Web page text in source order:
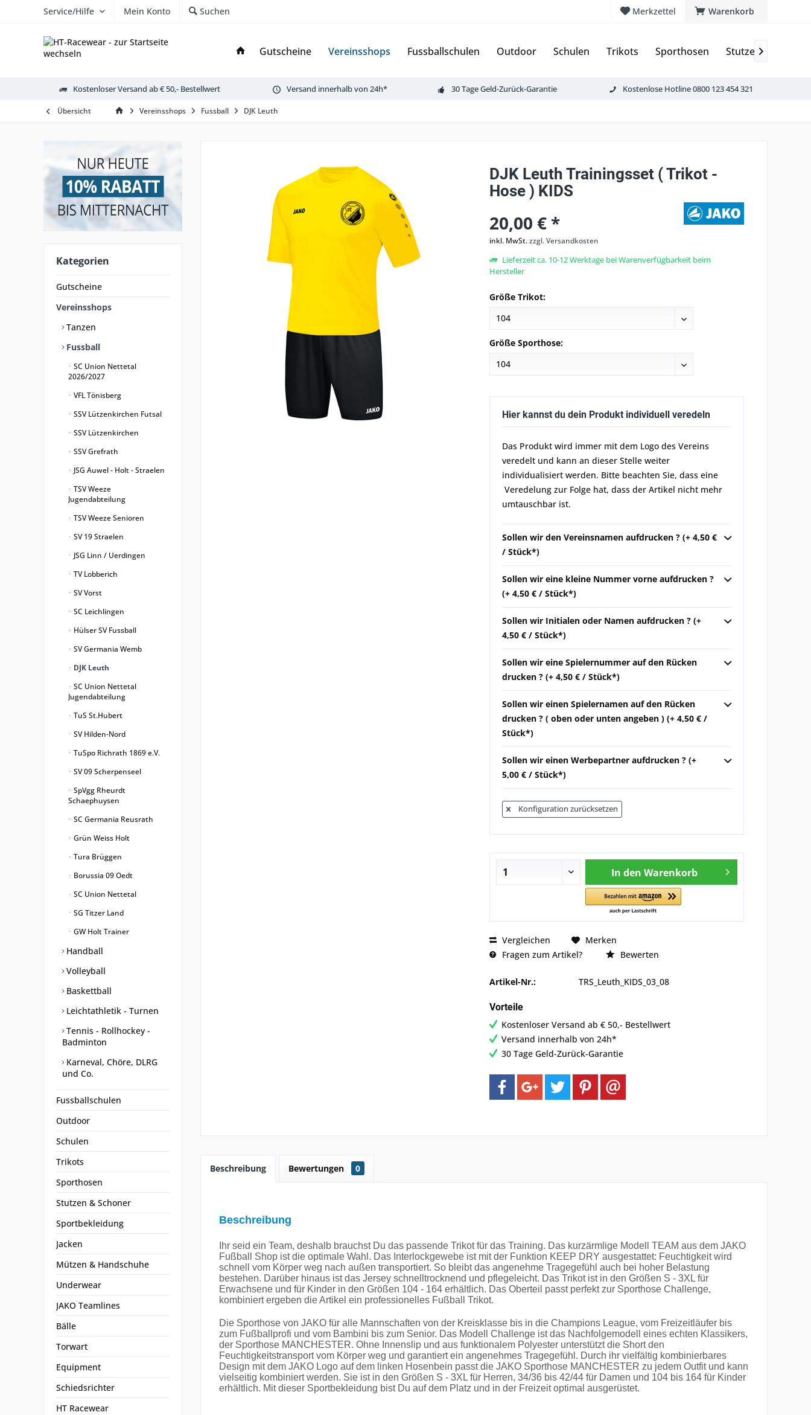
Warenkorb
Merkzettel
Service/Hilfe Mein Konto Suchen
Gutscheine Vereinsshops Fussballschulen Outdoor Schulen Trikots Sporthosen Stutzen & Schoner

Kostenloser Versand ab € 50,- Bestellwert Versand innerhalb von 24h* 30 Tage Geld-Zurück-Garantie Kostenlose Hotline 0800 123 454 321
Übersicht Vereinsshops Fussball DJK Leuth
Kategorien
Gutscheine
Vereinsshops
Tanzen
Fussball
SC Union Nettetal
2026/2027
VFL Tönisberg
SSV Lützenkirchen Futsal
SSV Lützenkirchen
SSV Grefrath
JSG Auwel - Holt - Straelen
TSV Weeze
Jugendabteilung
TSV Weeze Senioren
SV 19 Straelen
JSG Linn / Uerdingen
TV Lobberich
SV Vorst
SC Leichlingen
Hülser SV Fussball
SV Germania Wemb
DJK Leuth
SC Union Nettetal
Jugendabteilung
TuS St.Hubert
SV Hilden-Nord
TuSpo Richrath 1869 e.V.
SV 09 Scherpenseel
SpVgg Rheurdt
Schaephuysen
SC Germania Reusrath
Grün Weiss Holt
Tura Brüggen
Borussia 09 Oedt
SC Union Nettetal
SG Titzer Land
GW Holt Trainer
Handball
Volleyball
Baskettball
Leichtathletik - Turnen
Tennis - Rollhockey -
Badminton
Karneval, Chöre, DLRG
und Co.
Fussballschulen
Outdoor
Schulen
Trikots
Sporthosen
Stutzen & Schoner
Sportbekleidung
Jacken
Mützen & Handschuhe
Underwear
JAKO Teamlines
Bälle
Torwart
Equipment
Schiedsrichter
HT Racewear
DJK Leuth Trainingsset ( Trikot -
Hose ) KIDS
20,00 € *
inkl. MwSt.zzgl. Versandkosten
Lieferzeit ca. 10-12 Werktage bei Warenverfügbarkeit beim
Hersteller
Größe Trikot:
Größe Sporthose:
Hier kannst du dein Produkt individuell veredeln
Das Produkt wird immer mit dem Logo des Vereins
veredelt und kann an dieser Stelle weiter
individualisiert werden. Bitte beachten Sie, dass eine
Veredelung zur Folge hat, dass der Artikel nicht mehr
umtauschbar ist.
Sollen wir den Vereinsnamen aufdrucken ? (+ 4,50 €
/ Stück*)
Sollen wir eine kleine Nummer vorne aufdrucken ?
(+ 4,50 € / Stück*)
Sollen wir Initialen oder Namen aufdrucken ? (+
4,50 € / Stück*)
Sollen wir eine Spielernummer auf den Rücken
drucken ? (+ 4,50 € / Stück*)
Sollen wir einen Spielernamen auf den Rücken
drucken ? ( oben oder unten angeben ) (+ 4,50 € /
Stück*)
Sollen wir einen Werbepartner aufdrucken ? (+
5,00 € / Stück*)
Konfiguration zurücksetzen
In den Warenkorb
Vergleichen
Merken
Fragen zum Artikel?
Bewerten
Artikel-Nr.: TRS_Leuth_KIDS_03_08
Vorteile
Kostenloser Versand ab € 50,- Bestellwert
Versand innerhalb von 24h*
30 Tage Geld-Zurück-Garantie
Beschreibung Bewertungen 0
Beschreibung
Ihr seid ein Team, deshalb brauchst Du das passende Trikot für das Training. Das kurzärmlige Modell TEAM aus dem JAKO
Fußball Shop ist die optimale Wahl. Das Interlockgewebe ist mit der Funktion KEEP DRY ausgestattet: Feuchtigkeit wird
schnell vom Körper weg nach außen transportiert. So bleibt das angenehme Tragegefühl auch bei hoher Belastung
bestehen. Darüber hinaus ist das Jersey schnelltrocknend und pflegeleicht. Das Trikot ist in den Größen S - 3XL für
Erwachsene und für Kinder in den Größen 104 - 164 erhältlich. Das Oberteil passt perfekt zur Sporthose Challenge,
kombiniert ergeben die Artikel ein professionelles Fußball Trikot.
Die Sporthose von JAKO für alle Mannschaften von der Kreisklasse bis in die Champions League, vom Freizeitläufer bis
zum Fußballprofi und vom Bambini bis zum Senior. Das Modell Challenge ist das Nachfolgemodell eines echten Klassikers,
der Sporthose MANCHESTER. Ohne Innenslip und aus funktionalem Polyester unterstützt die Short den
Feuchtigkeitstransport vom Körper weg und garantiert ein angenehmes Tragegefühl. Durch ihr vielfältig kombinierbares
Design mit dem JAKO Logo auf dem linken Hosenbein passt die JAKO Sporthose MANCHESTER zu jedem Outfit und kann
vielseitig kombiniert werden. Sie ist in den Größen S - 3XL für Herren, 34/36 bis 42/44 für Damen und 104 bis 164 für Kinder
erhältlich. Mit dieser Sportbekleidung bist Du auf dem Platz und in der Freizeit optimal ausgerüstet.